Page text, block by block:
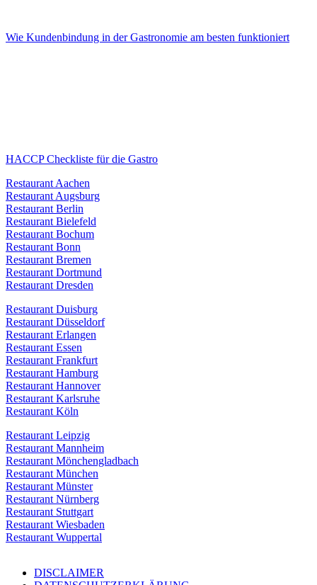
Wie Kundenbindung in der Gastronomie am besten funktioniert
HACCP Checkliste für die Gastro
Restaurant Aachen
Restaurant Augsburg
Restaurant Berlin
Restaurant Bielefeld
Restaurant Bochum
Restaurant Bonn
Restaurant Bremen
Restaurant Dortmund
Restaurant Dresden
Restaurant Duisburg
Restaurant Düsseldorf
Restaurant Erlangen
Restaurant Essen
Restaurant Frankfurt
Restaurant Hamburg
Restaurant Hannover
Restaurant Karlsruhe
Restaurant Köln
Restaurant Leipzig
Restaurant Mannheim
Restaurant Mönchengladbach
Restaurant München
Restaurant Münster
Restaurant Nürnberg
Restaurant Stuttgart
Restaurant Wiesbaden
Restaurant Wuppertal
DISCLAIMER